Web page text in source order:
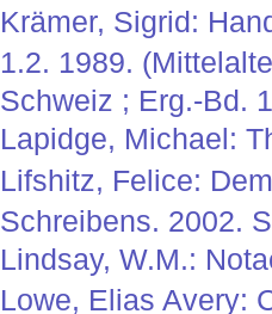
Krämer, Sigrid:
1.2. 1989.
Schweiz ; Erg.-Bd.
Lapidge, Michael:
Lifshitz, Felice:
Schreibens. 2002.
Lindsay, W.M.:
Lowe, Elias Avery: